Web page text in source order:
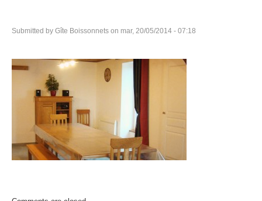
Submitted by Gîte Boissonnets on mar, 20/05/2014 - 07:18